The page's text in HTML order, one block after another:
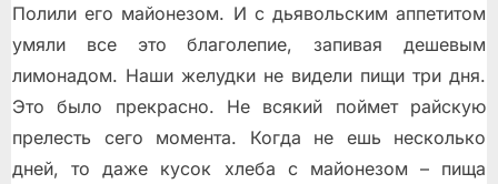
Полили его майонезом. И с дьявольским аппетитом
умяли все это благолепие, запивая дешевым
лимонадом. Наши желудки не видели пищи три дня.
Это было прекрасно. Не всякий поймет райскую
прелесть сего момента. Когда не ешь несколько
дней, то даже кусок хлеба с майонезом – пища